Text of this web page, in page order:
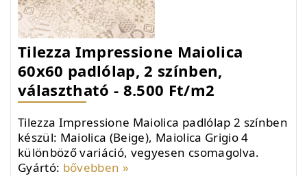
Tilezza Impressione Maiolica
60x60 padlólap, 2 színben,
választható - 8.500 Ft/m2
Tilezza Impressione Maiolica padlólap 2 színben
készül: Maiolica (Beige), Maiolica Grigio 4
különböző variáció, vegyesen csomagolva.
Gyártó: bővebben »